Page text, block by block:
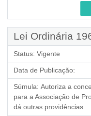
Lei Ordinária
Status: Vigente
Data de Publicação:
Súmula: Autoriza a
para a Associação de
dá outras providências.